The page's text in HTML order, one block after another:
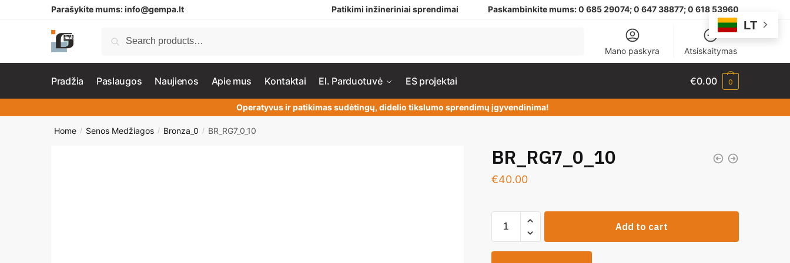
Parašykite mums:info@gempa.lt Patikimi inžineriniai sprendimai Paskambinkite mums:0 685 29074;0 647 38877; 0 618 53960
Search
Mano paskyra
Atsiskaitymas
Pradžia Paslaugos Naujienos Apie mus Kontaktai El. Parduotuvė ES projektai €0.00 0
Operatyvus ir patikimas sudėtingų, didelio tikslumo sprendimų įgyvendinima!
Home / Senos Medžiagos / Bronza_0 / BR_RG7_0_10
BR_RG7_0_10
€40.00
Add to cart
LT